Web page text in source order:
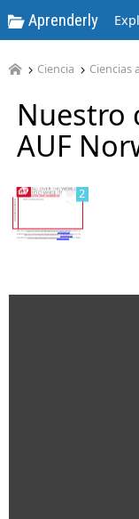
Aprenderly
Ciencia Ciencias
Nuestro
AUF
1
2